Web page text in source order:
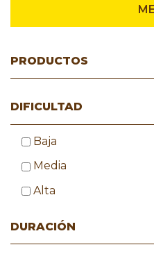
PRODUCTOS
DIFICULTAD
Baja
Media
Alta
DURACIÓN